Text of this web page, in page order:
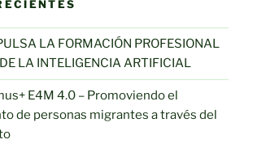
LA FORMACIÓN PROFESIONAL
LA INTELIGENCIA ARTIFICIAL
E4M 4.0 – Promoviendo el
de personas migrantes a través del